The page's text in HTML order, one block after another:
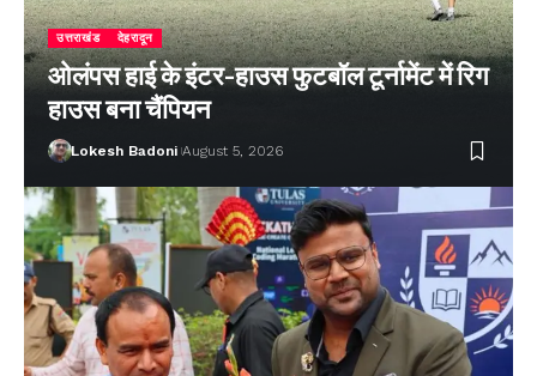
उत्तराखंड देहरादून
ओलंपस हाई के इंटर-हाउस फुटबॉल टूर्नामेंट में रिग
हाउस बना चैंपियन
Lokesh Badoni August 5, 2026